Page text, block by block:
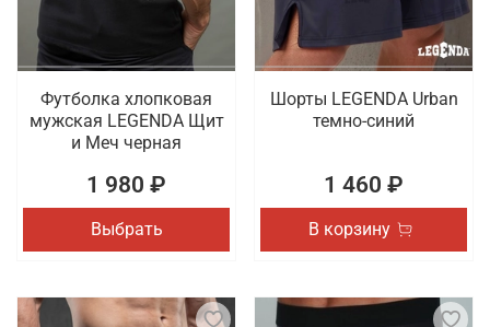
Футболка хлопковая
мужская LEGENDA Щит
и Меч черная
1 980 ₽
Выбрать
Шорты LEGENDA Urban
темно-синий
1 460 ₽
В корзину